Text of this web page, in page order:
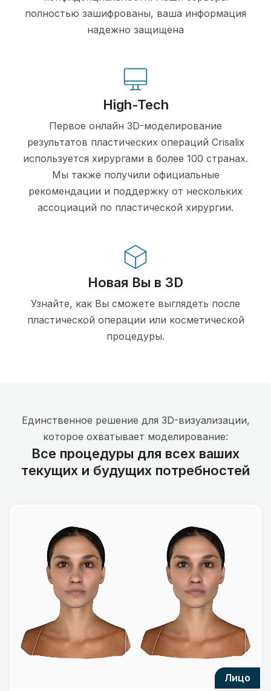
полностью зашифрованы, ваша информация
надежно защищена
High-Tech
Первое онлайн 3D-моделирование
результатов пластических операций Crisalix
используется хирургами в более 100 странах.
Мы также получили официальные
рекомендации и поддержку от нескольких
ассоциаций по пластической хирургии.
Новая Вы в 3D
Узнайте, как Вы сможете выглядеть после
пластической операции или косметической
процедуры.
Единственное решение для 3D-визуализации,
которое охватывает моделирование:
Все процедуры для всех ваших
текущих и будущих потребностей
лицо